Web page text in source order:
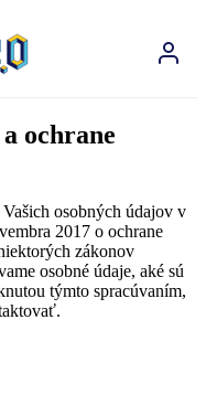
ochrane
osobných údajov v
2017 o ochrane
zákonov
osobné údaje, aké sú
týmto spracúvaním,